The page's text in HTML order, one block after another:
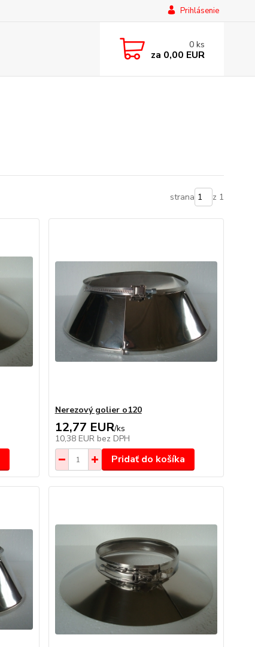
Prihlásenie
0 ks
za 0,00 EUR
strana z 1
Nerezový golier o120
12,77 EUR/ks
10,38 EUR bez DPH
Pridať do košíka